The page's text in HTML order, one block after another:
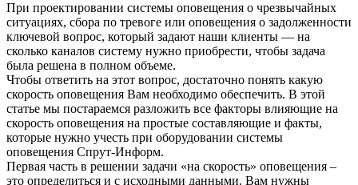
При проектировании системы оповещения о чрезвычайных
ситуациях, сбора по тревоге или оповещения о задолженности
ключевой вопрос, который задают наши клиенты — на
сколько каналов систему нужно приобрести, чтобы задача
была решена в полном объеме.
Чтобы ответить на этот вопрос, достаточно понять какую
скорость оповещения Вам необходимо обеспечить. В этой
статье мы постараемся разложить все факторы влияющие на
скорость оповещения на простые составляющие и факты,
которые нужно учесть при оборудовании системы
оповещения Спрут-Информ.
Первая часть в решении задачи «на скорость» оповещения –
это определиться и с исходными данными. Вам нужны